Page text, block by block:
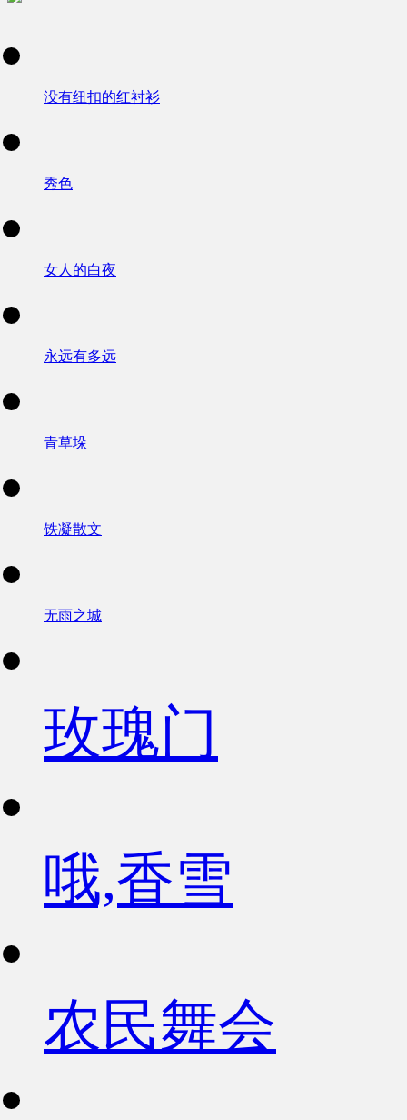
没有纽扣的红衬衫
秀色
女人的白夜
永远有多远
青草垛
铁凝散文
无雨之城
玫瑰门
哦,香雪
农民舞会